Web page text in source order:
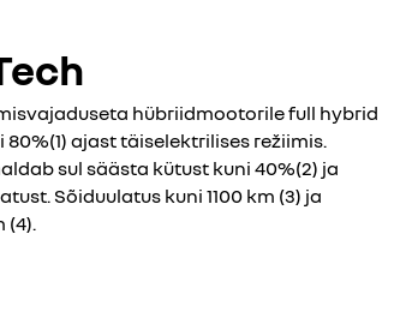
hübriidmootorile full hybrid
ajast täiselektrilises režiimis.
sul säästa kütust kuni 40%(2) ja
Sõiduulatus kuni 1100 km (3) ja
(4).